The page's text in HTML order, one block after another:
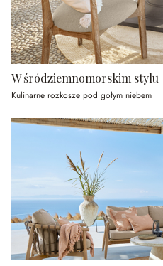
W śródziemnomorskim stylu
Kulinarne rozkosze pod gołym niebem